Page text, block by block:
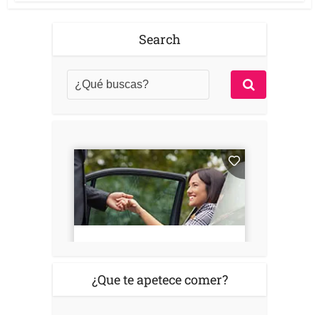
Search
¿Que te apetece comer?